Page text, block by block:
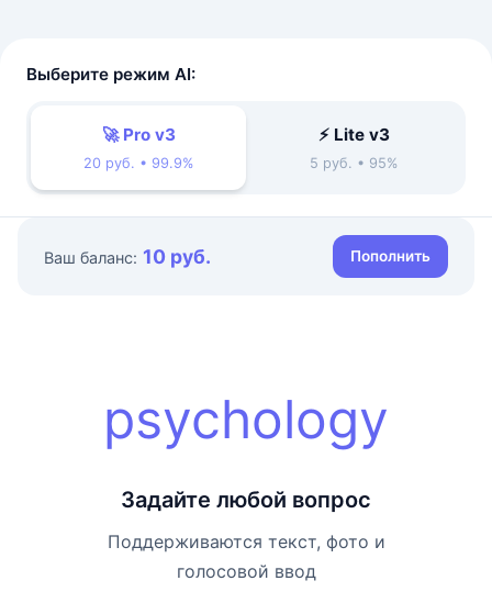
Выберите режим AI:
🚀 Pro v3
20 руб. • 99.9%
⚡ Lite v3
5 руб. • 95%
Ваш баланс: 10 руб. Пополнить
psychology
Задайте любой вопрос
Поддерживаются текст, фото и
голосовой ввод